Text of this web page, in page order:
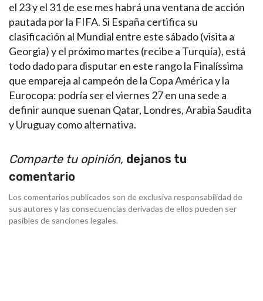
el 23 y el 31 de ese mes habrá una ventana de acción
pautada por la FIFA. Si España certifica su
clasificación al Mundial entre este sábado (visita a
Georgia) y el próximo martes (recibe a Turquía), está
todo dado para disputar en este rango la Finalíssima
que empareja al campeón de la Copa América y la
Eurocopa: podría ser el viernes 27 en una sede a
definir aunque suenan Qatar, Londres, Arabia Saudita
y Uruguay como alternativa.
Comparte tu opinión, dejanos tu
comentario
Los comentarios publicados son de exclusiva responsabilidad de
sus autores y las consecuencias derivadas de ellos pueden ser
pasibles de sanciones legales.